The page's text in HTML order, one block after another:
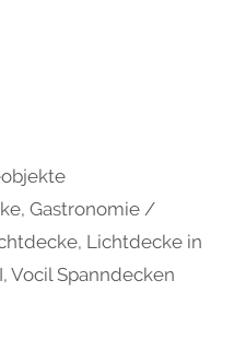
,Gastronomie /
, Lichtdecke in
, Vocil Spanndecken